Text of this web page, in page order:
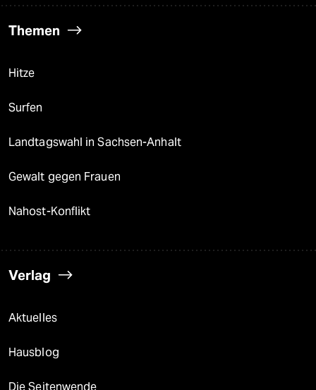
Themen
Hitze
Surfen
Landtagswahl in Sachsen-Anhalt
Gewalt gegen Frauen
Nahost-Konflikt
Verlag
Aktuelles
Hausblog
Die Seitenwende